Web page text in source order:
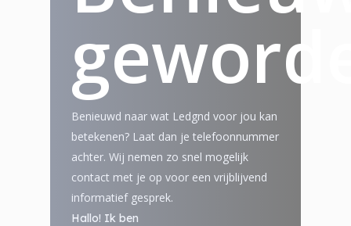
Benieuwd naar wat Ledgnd voor jou kan
betekenen? Laat dan je telefoonnummer
achter. Wij nemen zo snel mogelijk
contact met je op voor een vrijblijvend
informatief gesprek.
Hallo! Ik ben